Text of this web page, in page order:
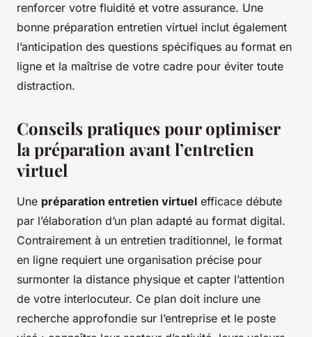
renforcer votre fluidité et votre assurance. Une
bonne préparation entretien virtuel inclut également
l’anticipation des questions spécifiques au format en
ligne et la maîtrise de votre cadre pour éviter toute
distraction.
Conseils pratiques pour optimiser
la préparation avant l’entretien
virtuel
Une préparation entretien virtuel efficace débute
par l’élaboration d’un plan adapté au format digital.
Contrairement à un entretien traditionnel, le format
en ligne requiert une organisation précise pour
surmonter la distance physique et capter l’attention
de votre interlocuteur. Ce plan doit inclure une
recherche approfondie sur l’entreprise et le poste